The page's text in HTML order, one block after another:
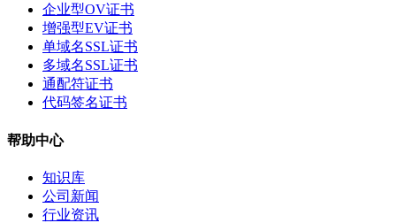
企业型OV证书
增强型EV证书
单域名SSL证书
多域名SSL证书
通配符证书
代码签名证书
帮助中心
知识库
公司新闻
行业资讯